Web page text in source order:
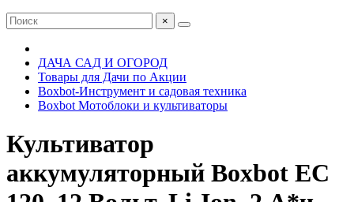
×
ДАЧА САД И ОГОРОД
Товары для Дачи по Акции
Boxbot-Инструмент и садовая техника
Boxbot Мотоблоки и культиваторы
Культиватор
аккумуляторный Boxbot EC